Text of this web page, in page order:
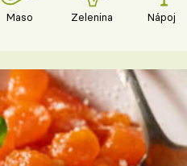
Maso Zelenina Nápoje